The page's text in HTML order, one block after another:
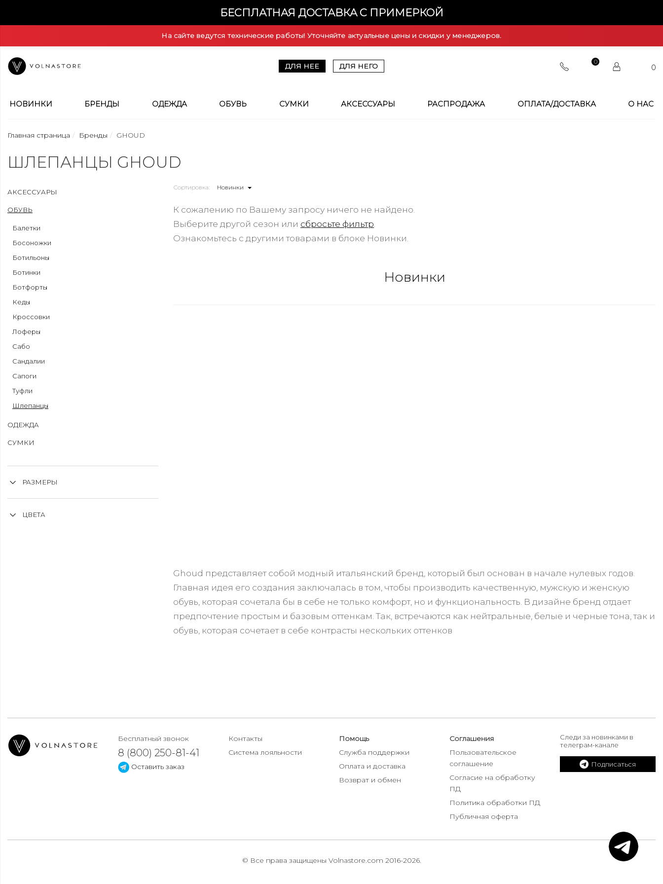
БЕСПЛАТНАЯ ДОСТАВКА С ПРИМЕРКОЙ
На сайте ведутся технические работы! Уточняйте актуальные цены и скидки у менеджеров.
ДЛЯ НЕЕ ДЛЯ НЕГО
0
0
НОВИНКИ БРЕНДЫ ОДЕЖДА ОБУВЬ СУМКИ АКСЕССУАРЫ РАСПРОДАЖА ОПЛАТА/ДОСТАВКА О НАС
Главная страница Бренды GHOUD
ШЛЕПАНЦЫ GHOUD
АКСЕССУАРЫ
ОБУВЬ
Балетки
Босоножки
Ботильоны
Ботинки
Ботфорты
Кеды
Кроссовки
Лоферы
Сабо
Сандалии
Сапоги
Туфли
Шлепанцы
ОДЕЖДА
СУМКИ
РАЗМЕРЫ
ЦВЕТА
Сортировка: Новинки
К сожалению по Вашему запросу ничего не найдено.
Выберите другой сезон или сбросьте фильтр
Ознакомьтесь с другими товарами в блоке Новинки.
Новинки
Ghoud представляет собой модный итальянский бренд, который был основан в начале нулевых годов.
Главная идея его создания заключалась в том, чтобы производить качественную, мужскую и женскую
обувь, которая сочетала бы в себе не только комфорт, но и функциональность. В дизайне бренд отдает
предпочтение простым и базовым оттенкам. Так, встречаются как нейтральные, белые и черные тона, так и
обувь, которая сочетает в себе контрасты нескольких оттенков
Бесплатный звонок
8 (800) 250-81-41
Оставить заказ
Контакты
Система лояльности
Помощь
Служба поддержки
Оплата и доставка
Возврат и обмен
Соглашения
Пользовательское
соглашение
Согласие на обработку
ПД
Политика обработки ПД
Публичная оферта
Следи за новинками в
телеграм-канале
Подписаться
© Все права защищены Volnastore.com 2016-2026.